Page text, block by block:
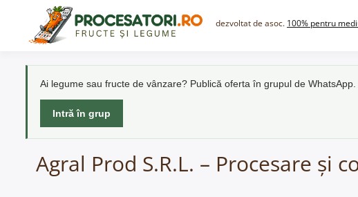
content
dezvoltat de asoc. 100% pentru
Ai legume sau fructe de vânzare? Publică oferta în grupul de WhatsApp.
Intră în grup
Agral Prod S.R.L. – Procesare și